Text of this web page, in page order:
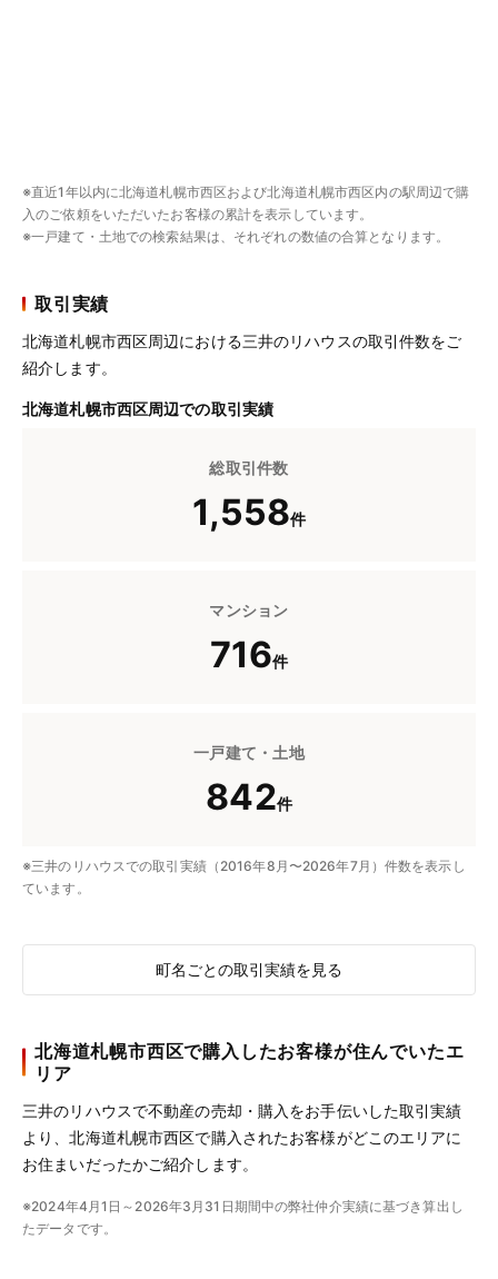
※直近1年以内に北海道札幌市西区および北海道札幌市西区内の駅周辺で購
入のご依頼をいただいたお客様の累計を表示しています。
※一戸建て・土地での検索結果は、それぞれの数値の合算となります。
取引実績
北海道札幌市西区周辺における三井のリハウスの取引件数をご
紹介します。
北海道札幌市西区周辺での取引実績
総取引件数
1,558件
マンション
716件
一戸建て・土地
842件
※三井のリハウスでの取引実績（2016年8月〜2026年7月）件数を表示し
ています。
町名ごとの取引実績を見る
北海道札幌市西区で購入したお客様が住んでいたエ
リア
三井のリハウスで不動産の売却・購入をお手伝いした取引実績
より、北海道札幌市西区で購入されたお客様がどこのエリアに
お住まいだったかご紹介します。
※2024年4月1日～2026年3月31日期間中の弊社仲介実績に基づき算出し
たデータです。